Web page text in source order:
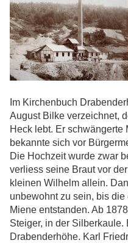
Im Kirchenbuch
August Bilke verzeichnet,
Heck lebt. Er schwängerte
bekannte sich vor
Die Hochzeit wurde zwar
verliess seine Braut vor
kleinen Wilhelm allein.
unbewohnt zu sein, bis
Miene entstanden. Ab
Steiger, in der Silberkaule.
Drabenderhöhe. Karl